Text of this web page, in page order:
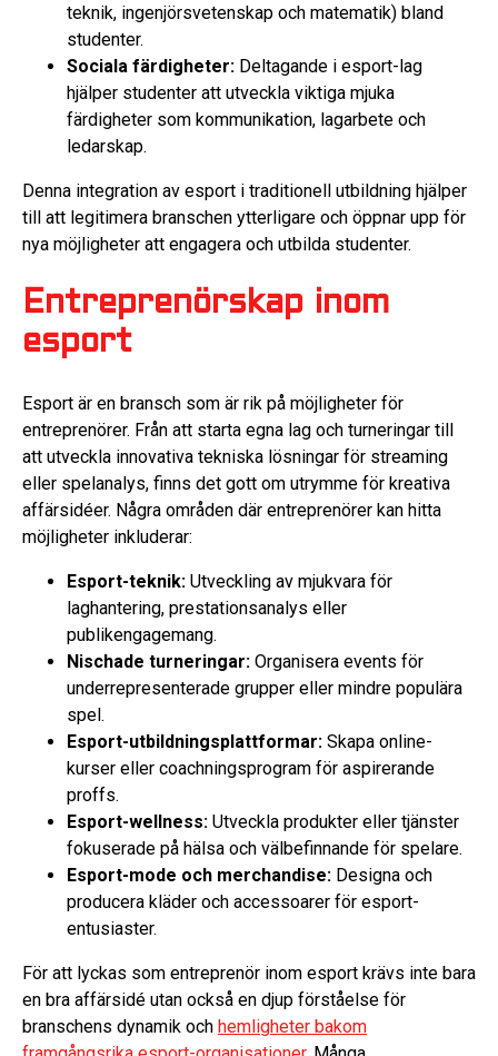
teknik, ingenjörsvetenskap och matematik) bland
studenter.
Sociala färdigheter: Deltagande i esport-lag
hjälper studenter att utveckla viktiga mjuka
färdigheter som kommunikation, lagarbete och
ledarskap.
Denna integration av esport i traditionell utbildning hjälper
till att legitimera branschen ytterligare och öppnar upp för
nya möjligheter att engagera och utbilda studenter.
Entreprenörskap inom
esport
Esport är en bransch som är rik på möjligheter för
entreprenörer. Från att starta egna lag och turneringar till
att utveckla innovativa tekniska lösningar för streaming
eller spelanalys, finns det gott om utrymme för kreativa
affärsidéer. Några områden där entreprenörer kan hitta
möjligheter inkluderar:
Esport-teknik: Utveckling av mjukvara för
laghantering, prestationsanalys eller
publikengagemang.
Nischade turneringar: Organisera events för
underrepresenterade grupper eller mindre populära
spel.
Esport-utbildningsplattformar: Skapa online-
kurser eller coachningsprogram för aspirerande
proffs.
Esport-wellness: Utveckla produkter eller tjänster
fokuserade på hälsa och välbefinnande för spelare.
Esport-mode och merchandise: Designa och
producera kläder och accessoarer för esport-
entusiaster.
För att lyckas som entreprenör inom esport krävs inte bara
en bra affärsidé utan också en djup förståelse för
branschens dynamik och hemligheter bakom